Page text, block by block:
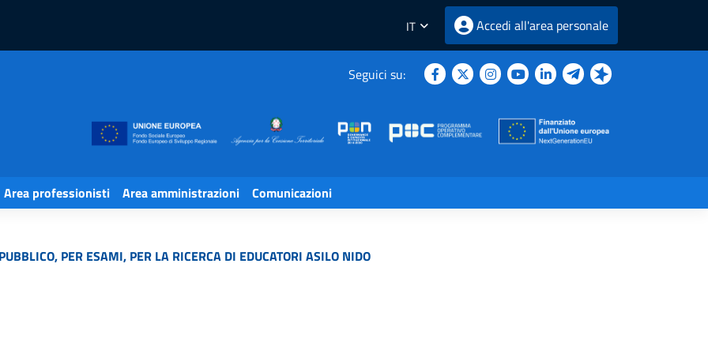
IT Accedi all'area personale
Seguici su:
Area professionisti Area amministrazioni Comunicazioni
PER ESAMI, PER LA RICERCA DI EDUCATORI ASILO NIDO